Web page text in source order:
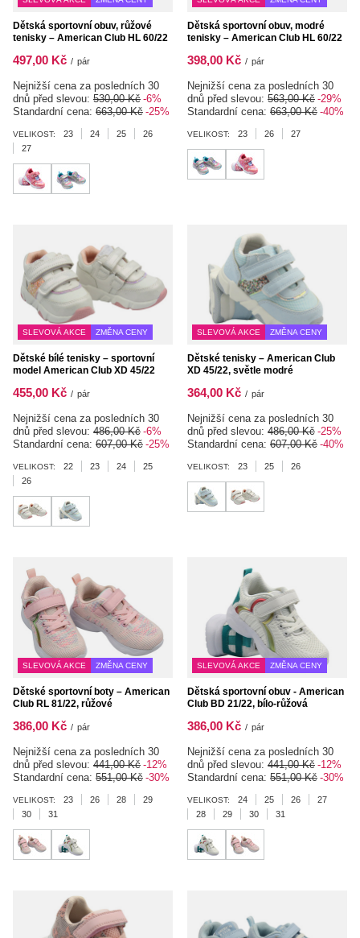
Dětská sportovní obuv, růžové
tenisky – American Club HL 60/22
497,00 Kč / pár
Nejnižší cena za posledních 30
dnů před slevou: 530,00 Kč -6%
Standardní cena: 663,00 Kč -25%
VELIKOST: 23 24 25
26
27
Dětská sportovní obuv, modré
tenisky – American Club HL 60/22
398,00 Kč / pár
Nejnižší cena za posledních 30
dnů před slevou: 563,00 Kč -29%
Standardní cena: 663,00 Kč -40%
VELIKOST: 23 26 27
SLEVOVÁ AKCE ZMĚNA CENY
Dětské bílé tenisky – sportovní
model American Club XD 45/22
455,00 Kč / pár
Nejnižší cena za posledních 30
dnů před slevou: 486,00 Kč -6%
Standardní cena: 607,00 Kč -25%
VELIKOST: 22 23 24
25
26
SLEVOVÁ AKCE ZMĚNA CENY
Dětské tenisky – American Club
XD 45/22, světle modré
364,00 Kč / pár
Nejnižší cena za posledních 30
dnů před slevou: 486,00 Kč -25%
Standardní cena: 607,00 Kč -40%
VELIKOST: 23 25 26
SLEVOVÁ AKCE ZMĚNA CENY
Dětské sportovní boty – American
Club RL 81/22, růžové
386,00 Kč / pár
Nejnižší cena za posledních 30
dnů před slevou: 441,00 Kč -12%
Standardní cena: 551,00 Kč -30%
VELIKOST: 23 26 28
29
30
31
SLEVOVÁ AKCE ZMĚNA CENY
Dětská sportovní obuv - American
Club BD 21/22, bílo-růžová
386,00 Kč / pár
Nejnižší cena za posledních 30
dnů před slevou: 441,00 Kč -12%
Standardní cena: 551,00 Kč -30%
VELIKOST: 24 25 26
27
28
29 30 31